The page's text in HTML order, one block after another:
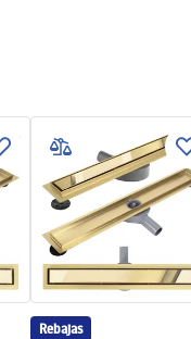
Rebajas